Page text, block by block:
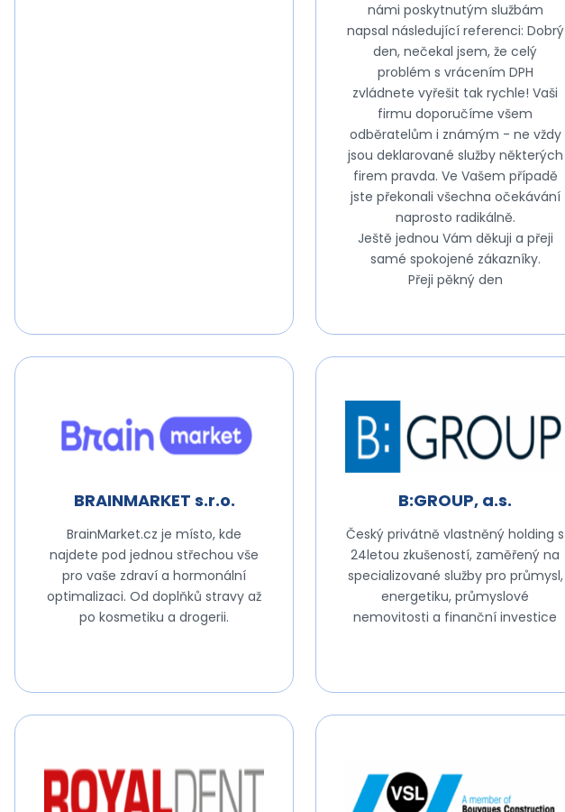
námi poskytnutým službám
napsal následující referenci: Dobrý
den, nečekal jsem, že celý
problém s vrácením DPH
zvládnete vyřešit tak rychle! Vaši
firmu doporučíme všem
odběratelům i známým - ne vždy
jsou deklarované služby některých
firem pravda. Ve Vašem případě
jste překonali všechna očekávání
naprosto radikálně.
Ještě jednou Vám děkuji a přeji
samé spokojené zákazníky.
Přeji pěkný den
BRAINMARKET s.r.o.
BrainMarket.cz je místo, kde
najdete pod jednou střechou vše
pro vaše zdraví a hormonální
optimalizaci. Od doplňků stravy až
po kosmetiku a drogerii.
B:GROUP, a.s.
Český privátně vlastněný holding s
24letou zkušeností, zaměřený na
specializované služby pro průmysl,
energetiku, průmyslové
nemovitosti a finanční investice